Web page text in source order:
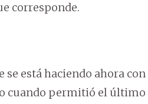
corresponde.
está haciendo ahora
cuando permitió el